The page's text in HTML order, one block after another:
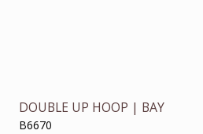
DOUBLE UP HOOP | BAY
B6670